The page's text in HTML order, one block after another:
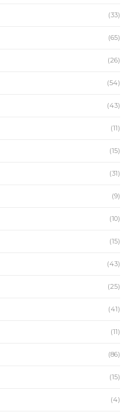
(33)
(65)
(26)
(54)
(43)
(11)
(15)
(31)
(9)
(10)
(15)
(43)
(25)
(41)
(11)
(86)
(15)
(4)